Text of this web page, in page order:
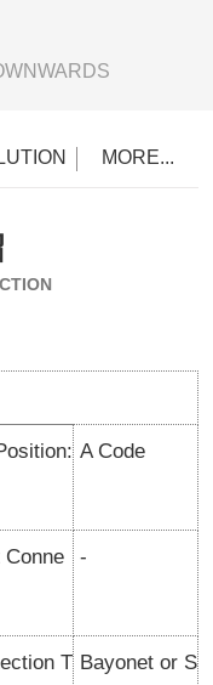
MORE...
A Code
Conne -
T Bayonet or S